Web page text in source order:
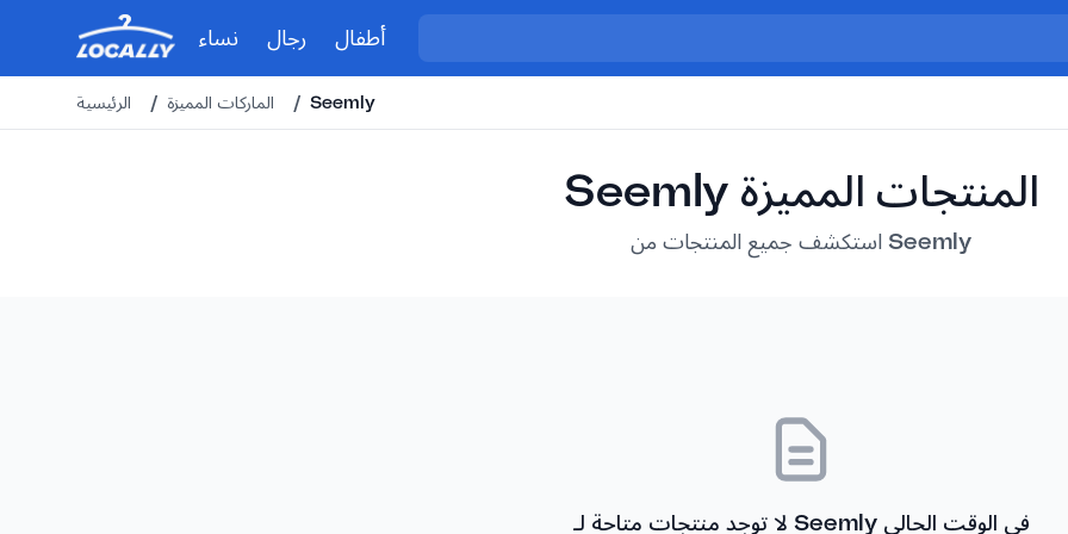
نساء رجال أطفال
الرئيسية / الماركات المميزة / Seemly
Seemly المنتجات المميزة
استكشف جميع المنتجات من Seemly
لا توجد منتجات متاحة لـ Seemly في الوقت الحالي